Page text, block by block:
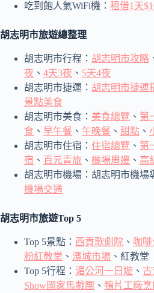
吃到飽人氣WiFi機： 租借1天
胡志明市旅遊總整理
胡志明市行程： 胡志明市攻略
夜 、 4天3夜 、 5天4夜
胡志明市捷運： 胡志明市捷運
景點美食
胡志明市美食： 美食總覽 、 第
食 、 早午餐 、 午晚餐 、 甜點 、
胡志明市住宿： 住宿總覽 、 第
宿 、 百元青旅 、 機場周邊 、 高
胡志明市機場：胡志明市機場
機場交通
胡志明市旅遊Top 5
Top 5景點： 西貢歌劇院 、 咖
粉紅教堂 、 濱城市場 、紅教堂
Top 5行程： 湄公河一日遊 、
Show國家馬戲團 、 鴨片工廠